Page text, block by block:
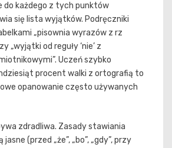
do każdego z tych punktów
się lista wyjątków. Podręczniki
„pisownia wyrazów z rz
„wyjątki od reguły ‘nie’ z
Uczeń szybko
procent walki z ortografią to
opanowanie często używanych
zdradliwa. Zasady stawiania
(przed „że”, „bo”, „gdy”, przy